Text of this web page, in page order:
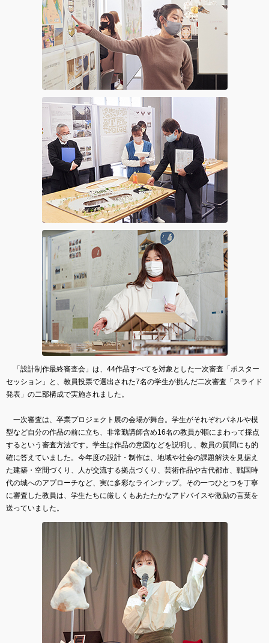
「設計制作最終審査会」は、44作品すべてを対象とした一次審査「ポスター
セッション」と、教員投票で選出された7名の学生が挑んだ二次審査「スライド
発表」の二部構成で実施されました。
一次審査は、卒業プロジェクト展の会場が舞台。学生がそれぞれパネルや模
型など自分の作品の前に立ち、非常勤講師含め16名の教員が順にまわって採点
するという審査方法です。学生は作品の意図などを説明し、教員の質問にも的
確に答えていました。今年度の設計・制作は、地域や社会の課題解決を見据え
た建築・空間づくり、人が交流する拠点づくり、芸術作品や古代都市、戦国時
代の城へのアプローチなど、実に多彩なラインナップ。その一つひとつを丁寧
に審査した教員は、学生たちに厳しくもあたたかなアドバイスや激励の言葉を
送っていました。